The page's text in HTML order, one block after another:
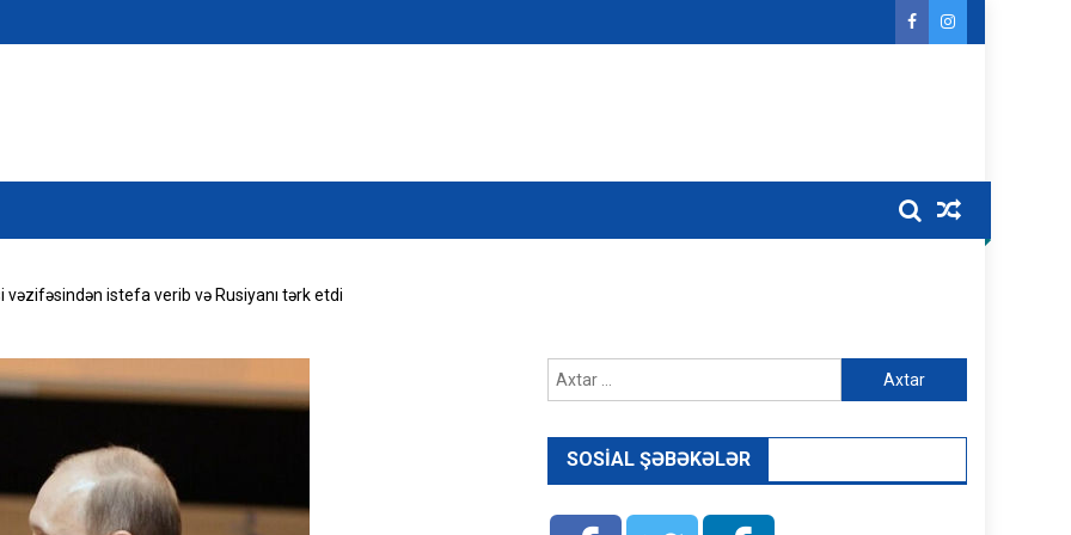
istefa verib və Rusiyanı tərk etdi
Axtarış:
SOSIAL ŞƏBƏKƏLƏR